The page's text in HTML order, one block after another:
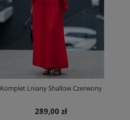
Komplet Lniany Shallow Czerwony
289,00 zł